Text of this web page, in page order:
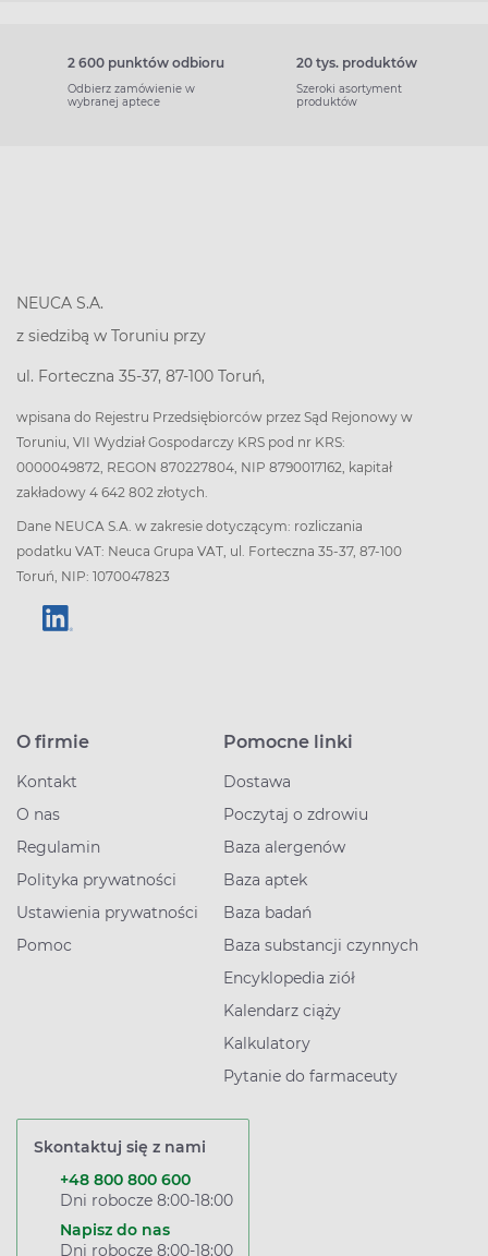
2 600 punktów odbioru
Odbierz zamówienie w
wybranej aptece
20 tys. produktów
Szeroki asortyment
produktów
NEUCA S.A.
z siedzibą w Toruniu przy
ul. Forteczna 35-37, 87-100 Toruń,
wpisana do Rejestru Przedsiębiorców przez Sąd Rejonowy w
Toruniu, VII Wydział Gospodarczy KRS pod nr KRS:
0000049872, REGON 870227804, NIP 8790017162, kapitał
zakładowy 4 642 802 złotych.
Dane NEUCA S.A. w zakresie dotyczącym: rozliczania
podatku VAT: Neuca Grupa VAT, ul. Forteczna 35-37, 87-100
Toruń, NIP: 1070047823
O firmie
Kontakt
O nas
Regulamin
Polityka prywatności
Ustawienia prywatności
Pomoc
Pomocne linki
Dostawa
Poczytaj o zdrowiu
Baza alergenów
Baza aptek
Baza badań
Baza substancji czynnych
Encyklopedia ziół
Kalendarz ciąży
Kalkulatory
Pytanie do farmaceuty
Skontaktuj się z nami
+48 800 800 600
Dni robocze 8:00-18:00
Napisz do nas
Dni robocze 8:00-18:00